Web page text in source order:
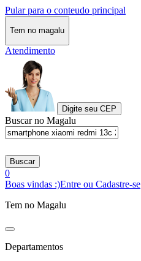
Pular para o conteudo principal
Tem no magalu
Atendimento
Digite seu CEP
Buscar no Magalu
Buscar
0
Boas vindas :)Entre ou Cadastre-se
Tem no Magalu
Departamentos